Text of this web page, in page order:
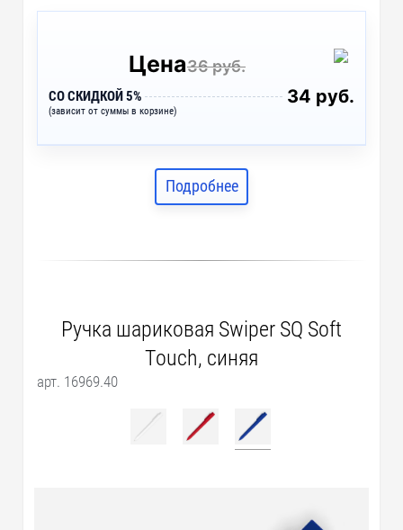
Цена36 руб.
СО СКИДКОЙ 5%
(зависит от суммы в корзине)
34 руб.
Подробнее
Ручка шариковая Swiper SQ Soft
Touch, синяя
арт. 16969.40